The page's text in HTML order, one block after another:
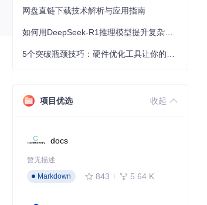
网盘直链下载技术解析与应用指南
项目优选 收起
docs
暂无描述
Markdown
843 5.64 K